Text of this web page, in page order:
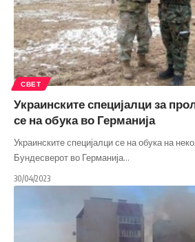
СВЕТ
Украинските специјалци за
се на обука во Германија
Украинските специјалци се на обука на
Бундесверот во Германија…
30/04/2023